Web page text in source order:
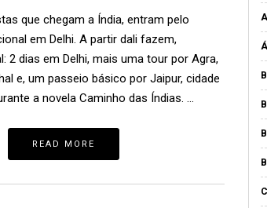
que chegam a Índia, entram pelo
em Delhi. A partir dali fazem,
2 dias em Delhi, mais uma tour por Agra,
e, um passeio básico por Jaipur, cidade
a novela Caminho das Índias. …
READ MORE